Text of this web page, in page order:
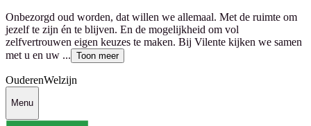
Onbezorgd oud worden, dat willen we allemaal. Met de ruimte om
jezelf te zijn én te blijven. En de mogelijkheid om vol
zelfvertrouwen eigen keuzes te maken. Bij Vilente kijken we samen
met u en uw ... Toon meer
OuderenWelzijn
Menu